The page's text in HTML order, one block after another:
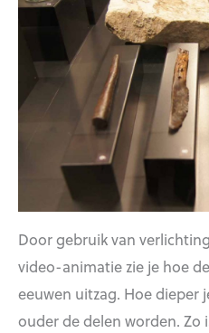
Door gebruik van
video-animatie zie je hoe
eeuwen uitzag. Hoe dieper
ouder de delen worden. Zo